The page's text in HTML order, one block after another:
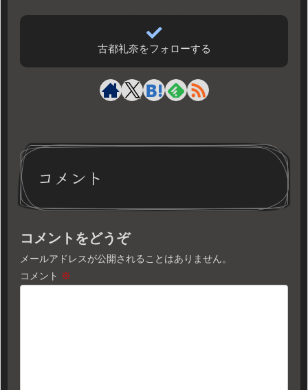
古都礼奈をフォローする
コメント
コメントをどうぞ
メールアドレスが公開されることはありません。
コメント ※